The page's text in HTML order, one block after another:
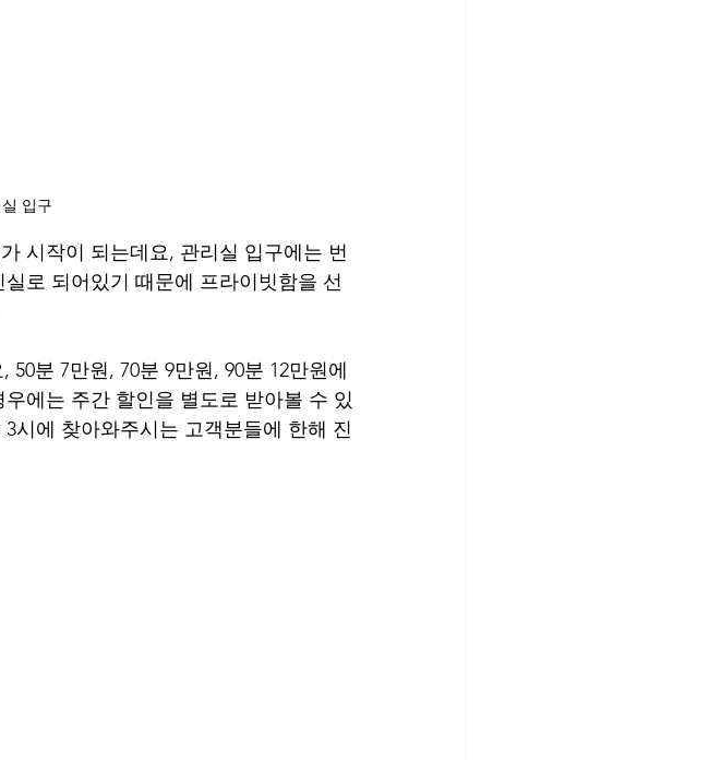
입구
시작이 되는데요, 관리실 입구에는 번
로 되어있기 때문에 프라이빗함을 선
분 7만원, 70분 9만원, 90분 12만원에
에는 주간 할인을 별도로 받아볼 수 있
시에 찾아와주시는 고객분들에 한해 진